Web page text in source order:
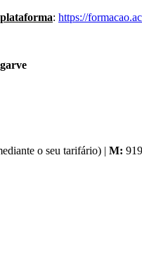
: https://
o seu tarifário) | M: